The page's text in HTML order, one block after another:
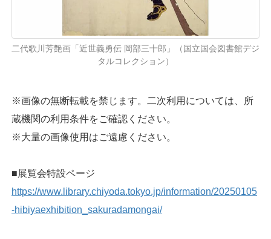
二代歌川芳艶画「近世義勇伝 岡部三十郎」（国立国会図書館デジ
タルコレクション）
※画像の無断転載を禁じます。二次利用については、所
蔵機関の利用条件をご確認ください。
※大量の画像使用はご遠慮ください。
■展覧会特設ページ
https://www.library.chiyoda.tokyo.jp/information/20250105
-hibiyaexhibition_sakuradamongai/